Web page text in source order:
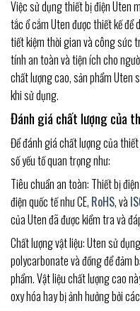
Việc sử dụng thiết bị điện Uten
tắc ổ cắm Uten được thiết kế để
tiết kiệm thời gian và công sức
tính an toàn và tiện ích cho
chất lượng cao, sản phẩm Uten
khi sử dụng.
Đánh giá chất lượng của
Để đánh giá chất lượng của
số yếu tố quan trọng như:
Tiêu chuẩn an toàn: Thiết bị
điện quốc tế như CE, RoHS, và
của Uten đã được kiểm tra và
Chất lượng vật liệu: Uten sử
polycarbonate và đồng để đảm
phẩm. Vật liệu chất lượng cao
oxy hóa hay bị ảnh hưởng bởi